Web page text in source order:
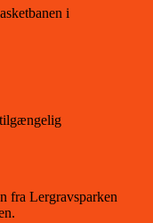
i
fra Lergravsparken